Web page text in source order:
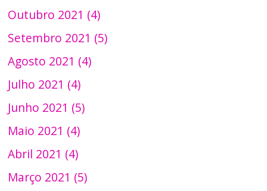
Outubro 2021 (4)
Setembro 2021 (5)
Agosto 2021 (4)
Julho 2021 (4)
Junho 2021 (5)
Maio 2021 (4)
Abril 2021 (4)
Março 2021 (5)